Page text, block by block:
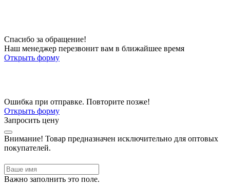
Спасибо за обращение!
Наш менеджер перезвонит вам в ближайшее время
Открыть форму
Ошибка при отправке. Повторите позже!
Открыть форму
Запросить цену
Внимание! Товар предназначен исключительно для оптовых
покупателей.
Важно заполнить это поле.